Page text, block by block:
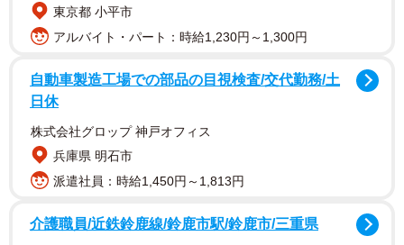
東京都 小平市
アルバイト・パート：時給1,230円～1,300円
自動車製造工場での部品の目視検査/交代勤務/土
日休
株式会社グロップ 神戸オフィス
兵庫県 明石市
派遣社員：時給1,450円～1,813円
介護職員/近鉄鈴鹿線/鈴鹿市駅/鈴鹿市/三重県